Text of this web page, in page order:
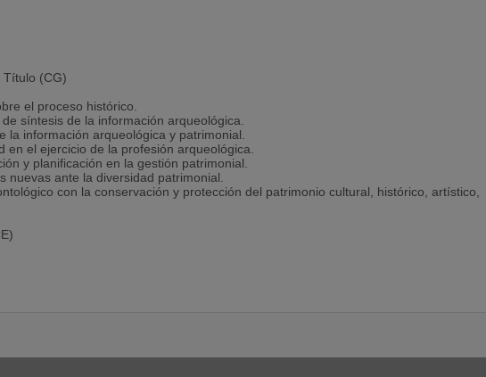
Título (CG)
el proceso histórico.
síntesis de la información arqueológica.
la información arqueológica y patrimonial.
en el ejercicio de la profesión arqueológica.
y planificación en la gestión patrimonial.
nuevas ante la diversidad patrimonial.
con la conservación y protección del patrimonio cultural, histórico, artístico,
y dinámico.
la arqueología, la investigación de la Historia, la gestión del patrimonio